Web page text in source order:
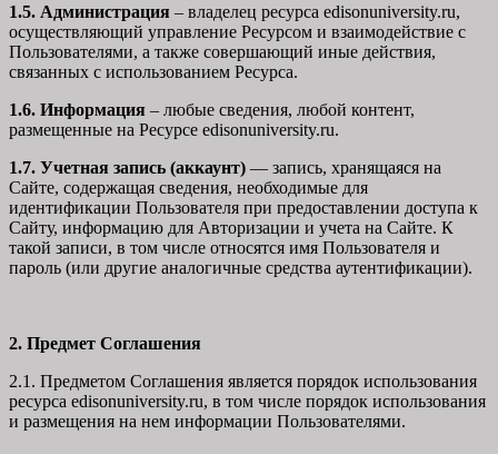
1.5. Администрация – владелец ресурса edisonuniversity.ru,
осуществляющий управление Ресурсом и взаимодействие с
Пользователями, а также совершающий иные действия,
связанных с использованием Ресурса.
1.6. Информация – любые сведения, любой контент,
размещенные на Ресурсе edisonuniversity.ru.
1.7. Учетная запись (аккаунт) — запись, хранящаяся на
Сайте, содержащая сведения, необходимые для
идентификации Пользователя при предоставлении доступа к
Сайту, информацию для Авторизации и учета на Сайте. К
такой записи, в том числе относятся имя Пользователя и
пароль (или другие аналогичные средства аутентификации).
2. Предмет Соглашения
2.1. Предметом Соглашения является порядок использования
ресурса edisonuniversity.ru, в том числе порядок использования
и размещения на нем информации Пользователями.